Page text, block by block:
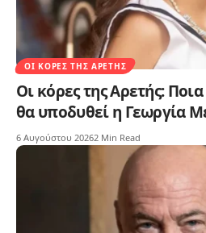
ΟΙ ΚΌΡΕΣ ΤΗΣ ΑΡΕΤΉΣ
Οι κόρες της Αρετής:
θα υποδυθεί η Γεωργία
6 Αυγούστου 20262 Min Read